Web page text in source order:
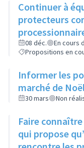
Continuer à
protecteurs
importance et
toucher
08 déc.
En cours
Propositions en
Informer les
marché de
30 mars Non
Faire
qui propose